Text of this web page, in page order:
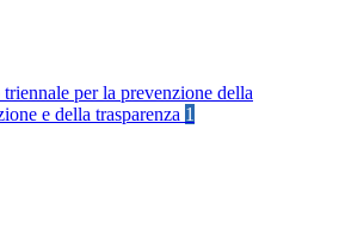
triennale per la prevenzione della
e della trasparenza 1